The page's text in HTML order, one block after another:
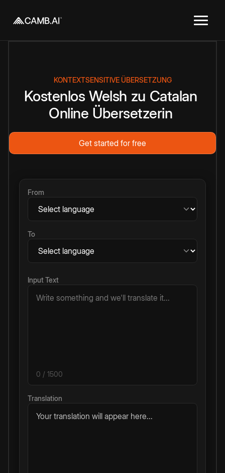
KONTEXTSENSITIVE ÜBERSETZUNG
Kostenlos Welsh zu Catalan
Online Übersetzerin
Get started for free
From
To
Input Text
0 / 1500
Translation
Your translation will appear here...